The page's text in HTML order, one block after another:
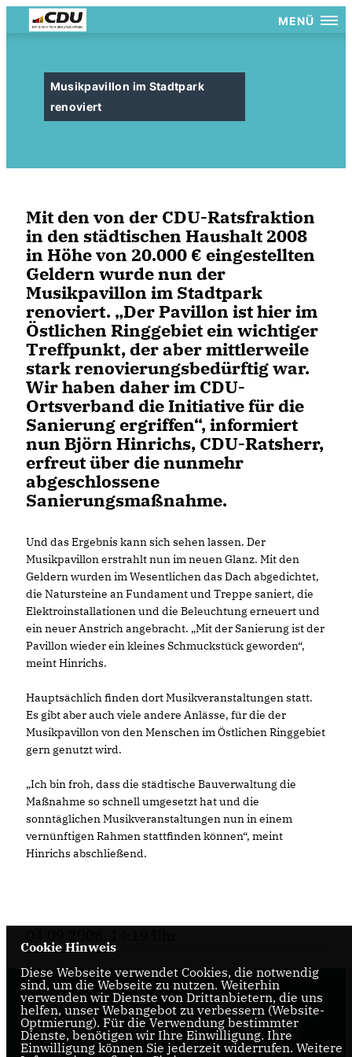
MENÜ
Musikpavillon im Stadtpark
renoviert
Mit den von der CDU-Ratsfraktion
in den städtischen Haushalt 2008
in Höhe von 20.000 € eingestellten
Geldern wurde nun der
Musikpavillon im Stadtpark
renoviert. „Der Pavillon ist hier im
Östlichen Ringgebiet ein wichtiger
Treffpunkt, der aber mittlerweile
stark renovierungsbedürftig war.
Wir haben daher im CDU-
Ortsverband die Initiative für die
Sanierung ergriffen“, informiert
nun Björn Hinrichs, CDU-Ratsherr,
erfreut über die nunmehr
abgeschlossene
Sanierungsmaßnahme.
Und das Ergebnis kann sich sehen lassen. Der
Musikpavillon erstrahlt nun im neuen Glanz. Mit den
Geldern wurden im Wesentlichen das Dach abgedichtet,
die Natursteine an Fundament und Treppe saniert, die
Elektroinstallationen und die Beleuchtung erneuert und
ein neuer Anstrich angebracht. „Mit der Sanierung ist der
Pavillon wieder ein kleines Schmuckstück geworden“,
meint Hinrichs.
Hauptsächlich finden dort Musikveranstaltungen statt.
Es gibt aber auch viele andere Anlässe, für die der
Musikpavillon von den Menschen im Östlichen Ringgebiet
gern genutzt wird.
Ich bin froh, dass die städtische Bauverwaltung die
Maßnahme so schnell umgesetzt hat und die
sonntäglichen Musikveranstaltungen nun in einem
vernünftigen Rahmen stattfinden können“, meint
Hinrichs abschließend.
Internetseite der CDU-Fraktion im Rat der Stadt
Braunschweig, mit aktuellen Informationen rund
um die Kommunalpolitik in der zweitgrößten Stadt
Niedersachsens.
Cookie Hinweis
Diese Webseite verwendet Cookies, die notwendig
sind, um die Webseite zu nutzen. Weiterhin
verwenden wir Dienste von Drittanbietern, die uns
helfen, unser Webangebot zu verbessern (Website-
Optmierung). Für die Verwendung bestimmter
Dienste, benötigen wir Ihre Einwilligung. Ihre
Einwilligung können Sie jederzeit widerrufen. Weitere